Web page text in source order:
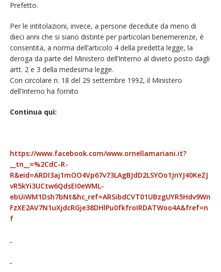
Prefetto.
Per le intitolazioni, invece, a persone decedute da meno di
dieci anni che si siano distinte per particolari benemerenze, è
consentita, a norma dell’articolo 4 della predetta legge, la
deroga da parte del Ministero dell’Interno al divieto posto dagli
artt. 2 e 3 della medesima legge.
Con circolare n. 18 del 29 settembre 1992, il Ministero
dell’Interno ha fornito
Continua qui:
https://www.facebook.com/www.ornellamariani.it?
__tn__=%2CdC-R-
R&eid=ARDI3aj1mOO4Vp67v73LAgBJdD2LSYOo1JnYJ40KeZJ
vR5kYi3UCtw6QdsEI0eWML-
ebUiWM1Dsh7bNt&hc_ref=ARSibdCVT01UBzgUYR5Hdv9Wn
FzXE2AV7N1uXjdcRGje38DHlPu0fkfroIRDATWoo4A&fref=n
f